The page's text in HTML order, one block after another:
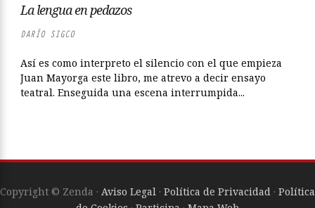
La lengua en pedazos
DARÍO SIGCO
Así es como interpreto el silencio con el que empieza
Juan Mayorga este libro, me atrevo a decir ensayo
teatral. Enseguida una escena interrumpida...
Copyright © Zenda · Aviso Legal · Política de Privacidad · Política